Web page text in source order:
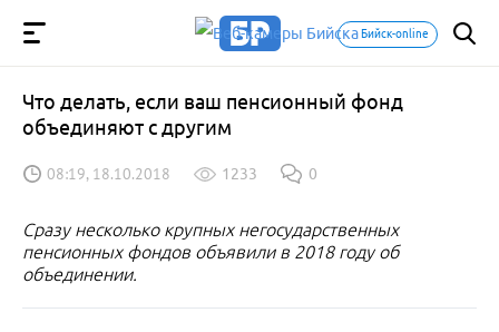
Бийск-online
Что делать, если ваш пенсионный фонд
объединяют с другим
08:19, 18.10.2018 1233 0
Сразу несколько крупных негосударственных
пенсионных фондов объявили в 2018 году об
объединении.